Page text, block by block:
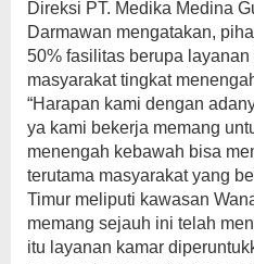
Direksi PT. Medika Medina
Darmawan mengatakan,
50% fasilitas berupa
masyarakat tingkat
“Harapan kami dengan
ya kami bekerja memang
menengah kebawah bisa
terutama masyarakat yang
Timur meliputi kawasan
memang sejauh ini telah
itu layanan kamar